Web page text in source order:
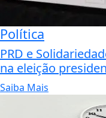
Política
PRD e
na eleição
Saiba Mais